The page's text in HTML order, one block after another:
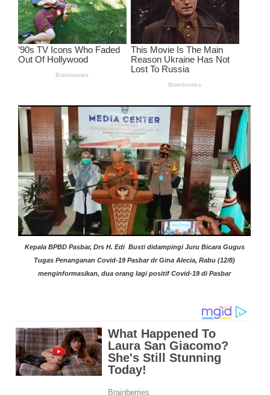
Kepala BPBD Pasbar, Drs H. Edi Busti didampingi Juru Bicara Gugus
Tugas Penanganan Covid-19 Pasbar dr Gina Alecia, Rabu (12/8)
menginformasikan, dua orang lagi positif Covid-19 di Pasbar